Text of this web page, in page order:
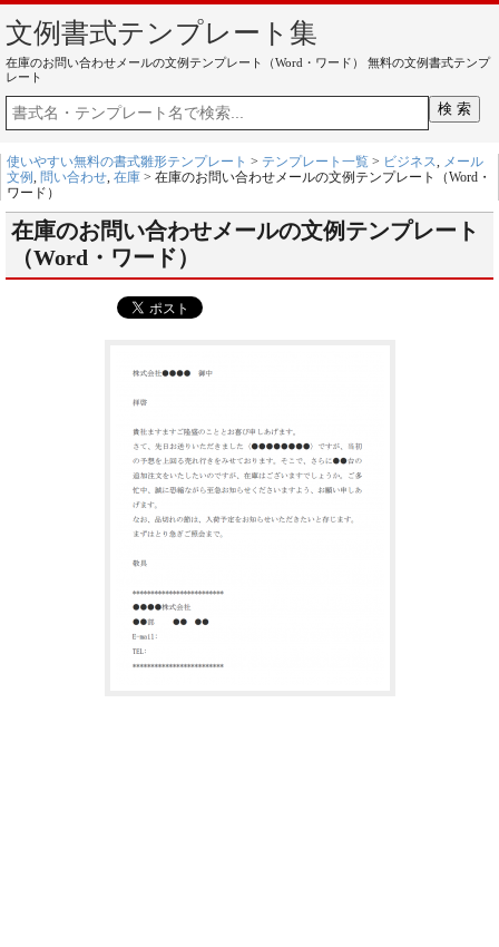
文例書式テンプレート集
在庫のお問い合わせメールの文例テンプレート（Word・ワード） 無料の文例書式テンプ
レート
使いやすい無料の書式雛形テンプレート > テンプレート一覧 > ビジネス, メール
文例, 問い合わせ, 在庫 > 在庫のお問い合わせメールの文例テンプレート（Word・
ワード）
在庫のお問い合わせメールの文例テンプレート
（Word・ワード）